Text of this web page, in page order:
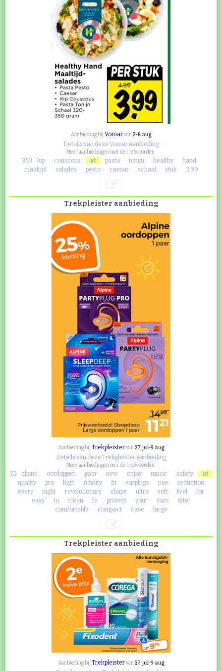
Aanbieding bij Vomarvan2-8 aug
Details van deze Vomar aanbieding
Meer aanbiedingen met de trefwoorden:
350 kip couscous at pasta tonijn healthy
hand
maaltijd
salades pesto caesar schaal stuk 3.99
Trekpleister aanbieding
Aanbieding bij Trekpleistervan27 jul-9 aug
Details van deze Trekpleister aanbieding
Meer aanbiedingen met de trefwoorden:
25 alpine oordoppen paar new enjoy music safety
at
quality
pro high fidelity fit earplugs noe
reduction
every
night revolutionary shape ultra soft feel
for
easy
to clean fe protect your ears
filter
comfortable
compact case large
Trekpleister aanbieding
Aanbieding bij Trekpleistervan27 jul-9 aug